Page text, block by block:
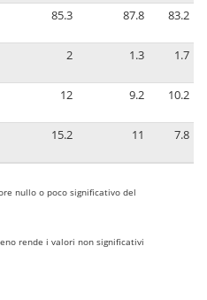
85.3 87.8 83.2
2 1.3 1.7
12 9.2 10.2
15.2 11 7.8
nullo o poco significativo del
rende i valori non significativi